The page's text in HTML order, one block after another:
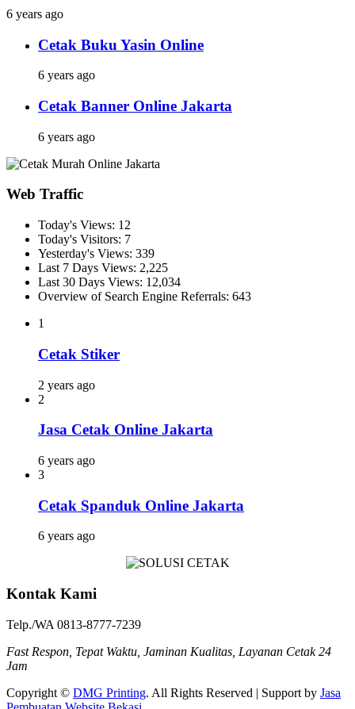
6 years ago
Cetak Buku Yasin Online
6 years ago
Cetak Banner Online Jakarta
6 years ago
Web Traffic
Today's Views: 12
Today's Visitors: 7
Yesterday's Views: 339
Last 7 Days Views: 2,225
Last 30 Days Views: 12,034
Overview of Search Engine Referrals: 643
1
Cetak Stiker
2 years ago
2
Jasa Cetak Online Jakarta
6 years ago
3
Cetak Spanduk Online Jakarta
6 years ago
Kontak Kami
Telp./WA 0813-8777-7239
Fast Respon, Tepat Waktu, Jaminan Kualitas, Layanan Cetak 24
Jam
Copyright © DMG Printing. All Rights Reserved | Support by Jasa